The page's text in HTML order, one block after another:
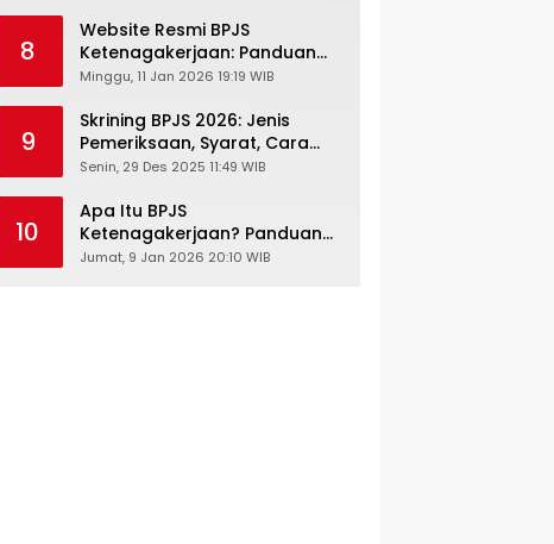
JKN-KIS
8
Website Resmi BPJS
Ketenagakerjaan: Panduan
Lengkap Akses dan Fitur
Minggu, 11 Jan 2026 19:19 WIB
9
Skrining BPJS 2026: Jenis
Pemeriksaan, Syarat, Cara
Daftar & Cek Riwayat
Senin, 29 Des 2025 11:49 WIB
10
Apa Itu BPJS
Ketenagakerjaan? Panduan
Lengkap untuk Pekerja dan
Jumat, 9 Jan 2026 20:10 WIB